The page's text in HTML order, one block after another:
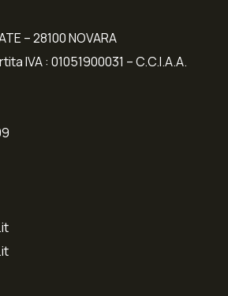
– 28100 NOVARA
IVA : 01051900031 – C.C.I.A.A.